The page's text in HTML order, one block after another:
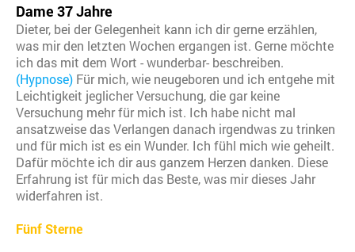
Dame 37 Jahre
Dieter, bei der Gelegenheit kann ich dir gerne erzählen,
was mir den letzten Wochen ergangen ist. Gerne möchte
ich das mit dem Wort - wunderbar- beschreiben.
(Hypnose) Für mich, wie neugeboren und ich entgehe mit
Leichtigkeit jeglicher Versuchung, die gar keine
Versuchung mehr für mich ist. Ich habe nicht mal
ansatzweise das Verlangen danach irgendwas zu trinken
und für mich ist es ein Wunder. Ich fühl mich wie geheilt.
Dafür möchte ich dir aus ganzem Herzen danken. Diese
Erfahrung ist für mich das Beste, was mir dieses Jahr
widerfahren ist.
Fünf Sterne